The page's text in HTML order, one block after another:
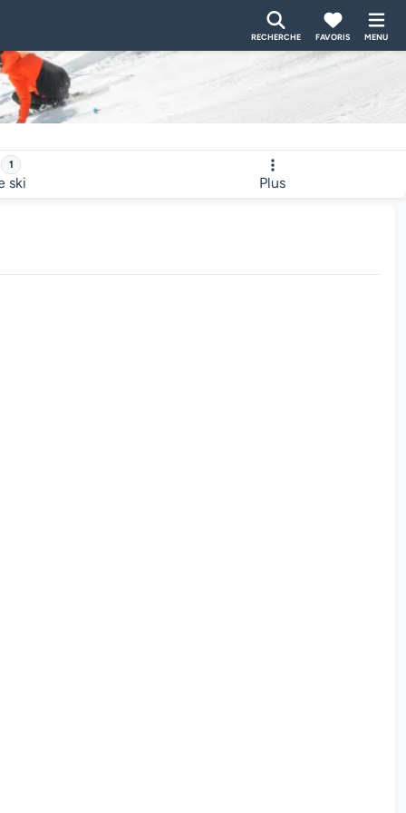
RECHERCHE FAVORIS MENU
1
ski Plus